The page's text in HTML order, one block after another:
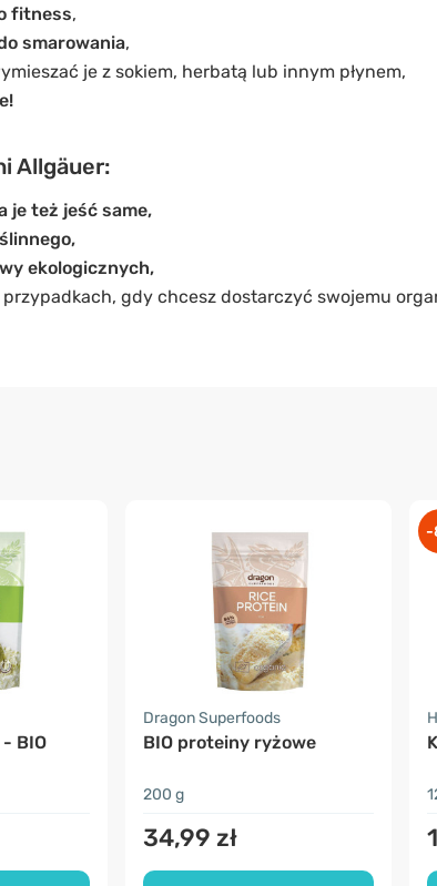
fitness,
smarowania,
je z sokiem, herbatą lub innym płynem,
Allgäuer:
je też jeść same,
ekologicznych,
gdy chcesz dostarczyć swojemu
BIO
Dragon Superfoods
BIO proteiny ryżowe
200 g
34,99 zł
-